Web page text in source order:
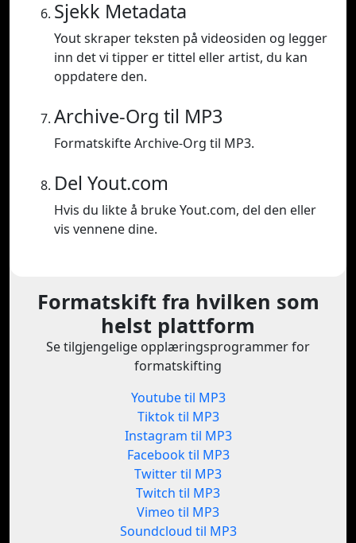
Sjekk Metadata
Yout skraper teksten på videosiden og legger
inn det vi tipper er tittel eller artist, du kan
oppdatere den.
Archive-Org til MP3
Formatskifte Archive-Org til MP3.
Del Yout.com
Hvis du likte å bruke Yout.com, del den eller
vis vennene dine.
Formatskift fra hvilken som
helst plattform
Se tilgjengelige opplæringsprogrammer for
formatskifting
Youtube til MP3
Tiktok til MP3
Instagram til MP3
Facebook til MP3
Twitter til MP3
Twitch til MP3
Vimeo til MP3
Soundcloud til MP3